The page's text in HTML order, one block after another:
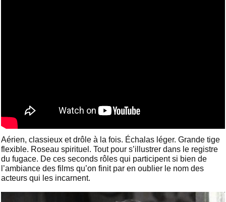
Aérien, classieux et drôle à la fois. Échalas léger. Grande tige
flexible. Roseau spirituel. Tout pour s’illustrer dans le registre
du fugace. De ces seconds rôles qui participent si bien de
l’ambiance des films qu’on finit par en oublier le nom des
acteurs qui les incarnent.